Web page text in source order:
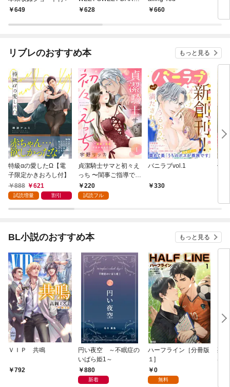
649
NG！〜
628
660
リブレのおすすめ本 もっと見る
特級αの愛したΩ【電
子限定かきおろし付】
888
621
試読増量 割引
貞潔騎士サマと初々え
っち 〜閨事ご指導でき
かねます！〜（1）
220
試読フル
バニラブvol.1
330
偽
BL小説のおすすめ本 もっと見る
ＶＩＰ 共鳴
792
円い夜空 ～不眠症の
いばら姫1～
880
新着
ハーフライン［分冊版
１]
0
無料
死
は